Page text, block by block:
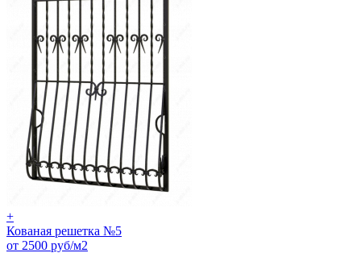
+
Кованая решетка №5
от 2500 руб/м2